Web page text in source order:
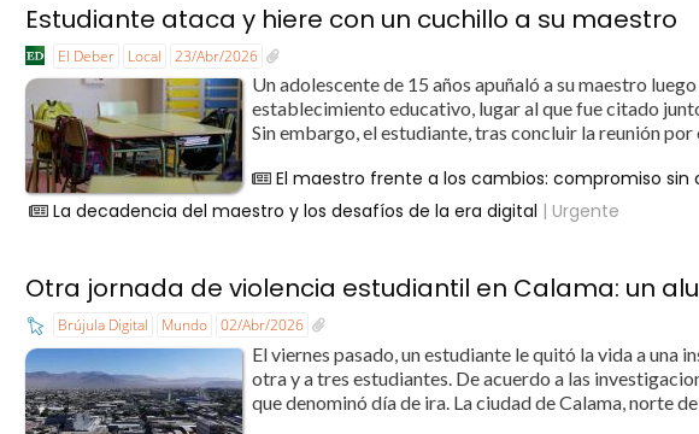
Estudiante ataca y hiere con un cuchillo a su maestro
El Deber Local 23/Abr/2026
Un adolescente de 15 años apuñaló a su maestro
establecimiento educativo, lugar al que fue citado
Sin embargo, el estudiante, tras concluir la reunión
El maestro frente a los cambios: compromiso sin
La decadencia del maestro y los desafíos de la era digital | Urgente
Otra jornada de violencia estudiantil en Calama: un
Brújula Digital Mundo 02/Abr/2026
El viernes pasado, un estudiante le quitó la vida a una
otra y a tres estudiantes. De acuerdo a las
que denominó día de ira. La ciudad de Calama, norte de